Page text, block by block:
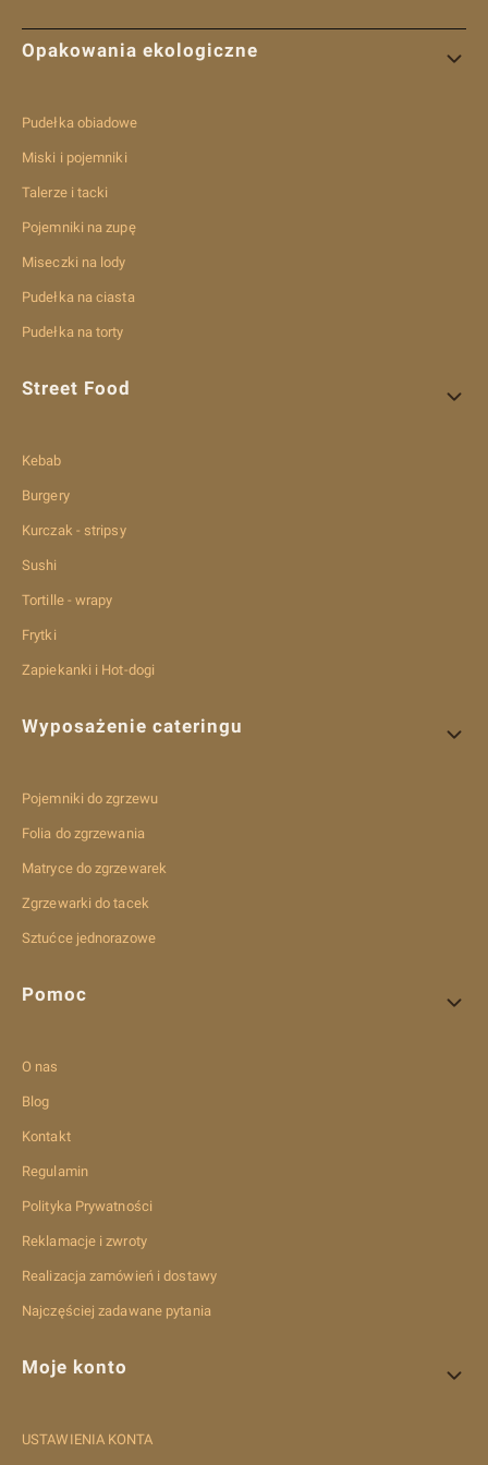
Linki w stopce
Opakowania ekologiczne
Pudełka obiadowe
Miski i pojemniki
Talerze i tacki
Pojemniki na zupę
Miseczki na lody
Pudełka na ciasta
Pudełka na torty
Street Food
Kebab
Burgery
Kurczak - stripsy
Sushi
Tortille - wrapy
Frytki
Zapiekanki i Hot-dogi
Wyposażenie cateringu
Pojemniki do zgrzewu
Folia do zgrzewania
Matryce do zgrzewarek
Zgrzewarki do tacek
Sztućce jednorazowe
Pomoc
O nas
Blog
Kontakt
Regulamin
Polityka Prywatności
Reklamacje i zwroty
Realizacja zamówień i dostawy
Najczęściej zadawane pytania
Moje konto
USTAWIENIA KONTA